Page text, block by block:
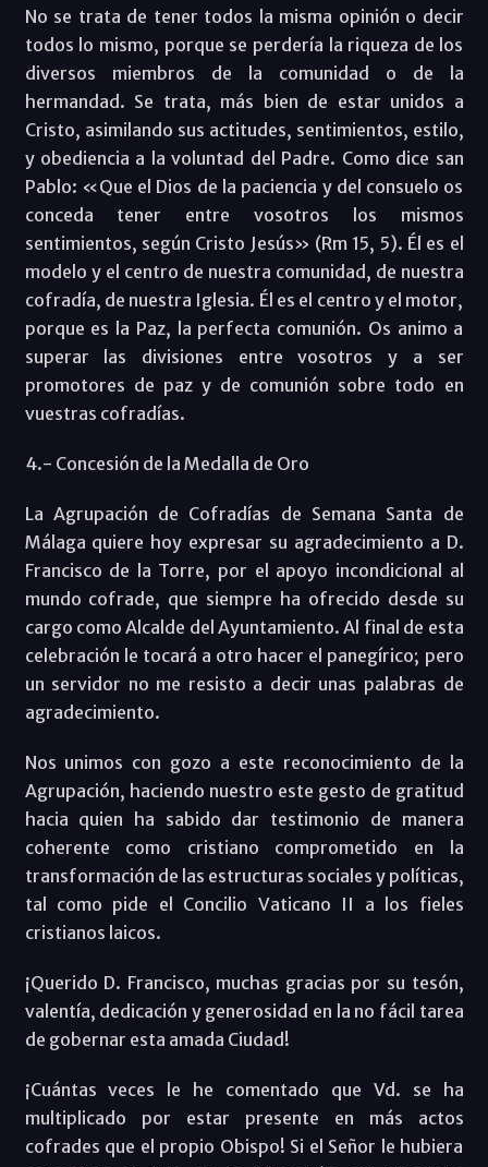
No se trata de tener todos la misma opinión o decir
todos lo mismo, porque se perdería la riqueza de los
diversos miembros de la comunidad o de la
hermandad. Se trata, más bien de estar unidos a
Cristo, asimilando sus actitudes, sentimientos, estilo,
y obediencia a la voluntad del Padre. Como dice san
Pablo: «Que el Dios de la paciencia y del consuelo os
conceda tener entre vosotros los mismos
sentimientos, según Cristo Jesús» (Rm 15, 5). Él es el
modelo y el centro de nuestra comunidad, de nuestra
cofradía, de nuestra Iglesia. Él es el centro y el motor,
porque es la Paz, la perfecta comunión. Os animo a
superar las divisiones entre vosotros y a ser
promotores de paz y de comunión sobre todo en
vuestras cofradías.
4.- Concesión de la Medalla de Oro
La Agrupación de Cofradías de Semana Santa de
Málaga quiere hoy expresar su agradecimiento a D.
Francisco de la Torre, por el apoyo incondicional al
mundo cofrade, que siempre ha ofrecido desde su
cargo como Alcalde del Ayuntamiento. Al final de esta
celebración le tocará a otro hacer el panegírico; pero
un servidor no me resisto a decir unas palabras de
agradecimiento.
Nos unimos con gozo a este reconocimiento de la
Agrupación, haciendo nuestro este gesto de gratitud
hacia quien ha sabido dar testimonio de manera
coherente como cristiano comprometido en la
transformación de las estructuras sociales y políticas,
tal como pide el Concilio Vaticano II a los fieles
cristianos laicos.
¡Querido D. Francisco, muchas gracias por su tesón,
valentía, dedicación y generosidad en la no fácil tarea
de gobernar esta amada Ciudad!
¡Cuántas veces le he comentado que Vd. se ha
multiplicado por estar presente en más actos
cofrades que el propio Obispo! Si el Señor le hubiera